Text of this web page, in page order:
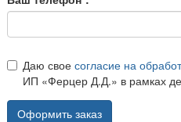
Даю свое согласие на
ИП «Ферцер Д.Д.» в рамках
Оформить заказ